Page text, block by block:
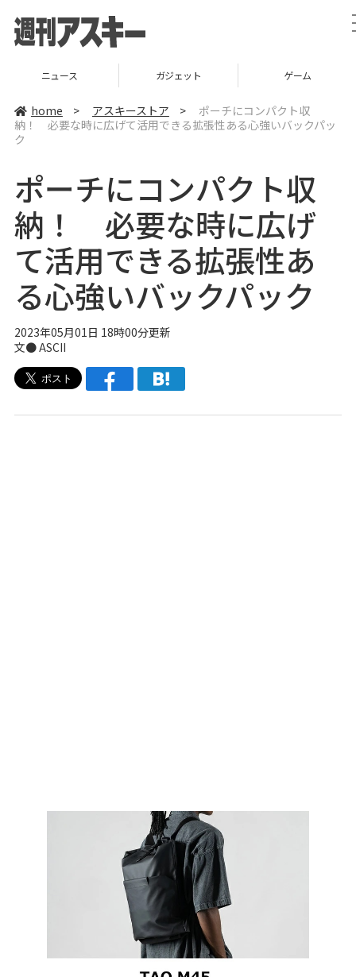
ニュース ガジェット ゲーム
home > アスキーストア >
ポーチにコンパクト収
納！ 必要な時に広げて活用できる拡張性ある心強いバックパッ
ク
ポーチにコンパクト収
納！ 必要な時に広げ
て活用できる拡張性あ
る心強いバックパック
2023年05月01日 18時00分更新
文● ASCII